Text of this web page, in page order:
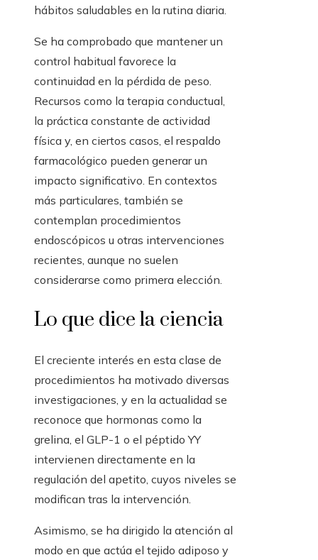
hábitos saludables en la rutina diaria.
Se ha comprobado que mantener un
control habitual favorece la
continuidad en la pérdida de peso.
Recursos como la terapia conductual,
la práctica constante de actividad
física y, en ciertos casos, el respaldo
farmacológico pueden generar un
impacto significativo. En contextos
más particulares, también se
contemplan procedimientos
endoscópicos u otras intervenciones
recientes, aunque no suelen
considerarse como primera elección.
Lo que dice la ciencia
El creciente interés en esta clase de
procedimientos ha motivado diversas
investigaciones, y en la actualidad se
reconoce que hormonas como la
grelina, el GLP-1 o el péptido YY
intervienen directamente en la
regulación del apetito, cuyos niveles se
modifican tras la intervención.
Asimismo, se ha dirigido la atención al
modo en que actúa el tejido adiposo y